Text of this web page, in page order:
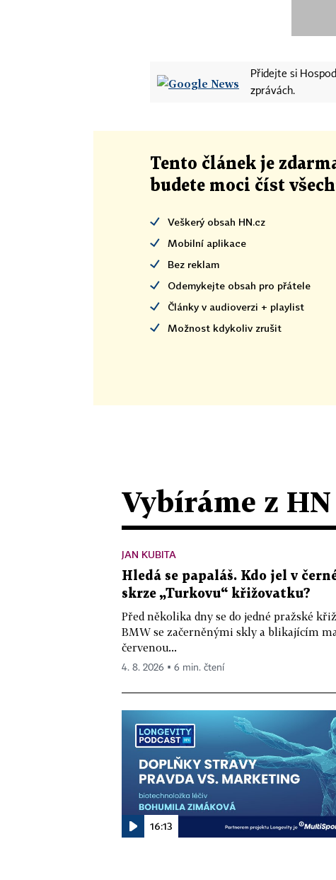
Přidejte si
zprávách.
Tento článek je
budete moci číst
Veškerý obsah HN.cz
Mobilní aplikace
Bez reklam
Odemykejte obsah pro přátele
Články v audioverzi + playlist
Možnost kdykoliv zrušit
Vybíráme z HN
JAN KUBITA
Hledá se papaláš. Kdo jel v
skrze „Turkovu“ křižovatku?
Před několika dny se do jedné pražské
BMW se začerněnými skly a blikajícím
červenou...
4. 8. 2026 ▪ 6 min. čtení
16:13